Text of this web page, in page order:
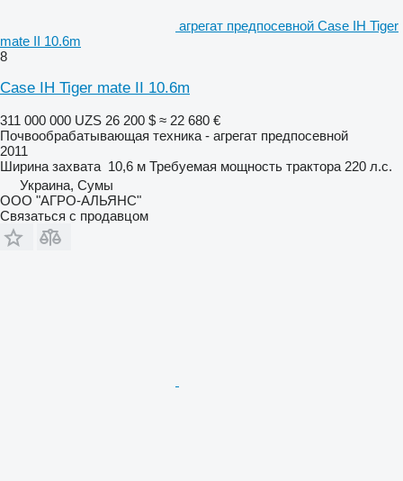
агрегат предпосевной Case IH Tiger
mate II 10.6m
8
Case IH Tiger mate II 10.6m
311 000 000 UZS 26 200 $ ≈ 22 680 €
Почвообрабатывающая техника - агрегат предпосевной
2011
Ширина захвата 10,6 м Требуемая мощность трактора 220 л.с.
Украина, Сумы
ООО "АГРО-АЛЬЯНС"
Связаться с продавцом